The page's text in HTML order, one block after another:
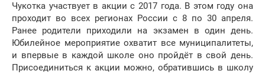
Чукотка участвует в акции с 2017 года. В этом году она
проходит во всех регионах России с 8 по 30 апреля.
Ранее родители приходили на экзамен в один день.
Юбилейное мероприятие охватит все муниципалитеты,
и впервые в каждой школе оно пройдёт в свой день.
Присоединиться к акции можно, обратившись в школу